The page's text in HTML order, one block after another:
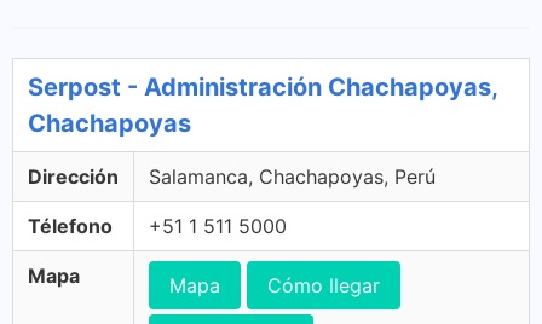
Serpost - Administración Chachapoyas,
Chachapoyas
Dirección Salamanca, Chachapoyas, Perú
Télefono +51 1 511 5000
Mapa Mapa Cómo llegar